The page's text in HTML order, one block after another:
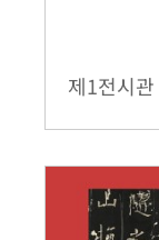
제1전시관